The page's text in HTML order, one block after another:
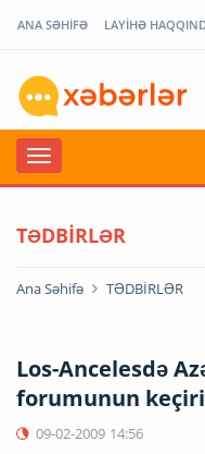
ANA SƏHİFƏ LAYİHƏ
TƏDBİRLƏR
Ana Səhifə TƏDBİRLƏR
Los-Ancelesdə
forumunun
09-02-2009 14:56